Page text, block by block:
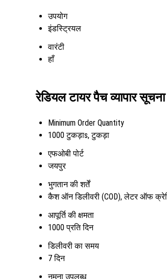
उपयोग
इंडस्ट्रियल
वारंटी
हाँ
रेडियल टायर पैच व्यापार सूचना
Minimum Order Quantity
1000 टुकड़ाs, टुकड़ा
एफओबी पोर्ट
जयपुर
भुगतान की शर्तें
कैश ऑन डिलीवरी (COD), लेटर ऑफ
आपूर्ति की क्षमता
1000 प्रति दिन
डिलीवरी का समय
7 दिन
नमूना उपलब्ध